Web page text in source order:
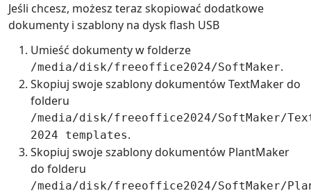
Jeśli chcesz, możesz teraz skopiować dodatkowe
dokumenty i szablony na dysk flash USB
Umieść dokumenty w folderze
/media/disk/freeoffice2024/SoftMaker.
Skopiuj swoje szablony dokumentów TextMaker do
folderu
/media/disk/freeoffice2024/SoftMaker/
2024 templates.
Skopiuj swoje szablony dokumentów PlantMaker
do folderu
/media/disk/freeoffice2024/SoftMaker/